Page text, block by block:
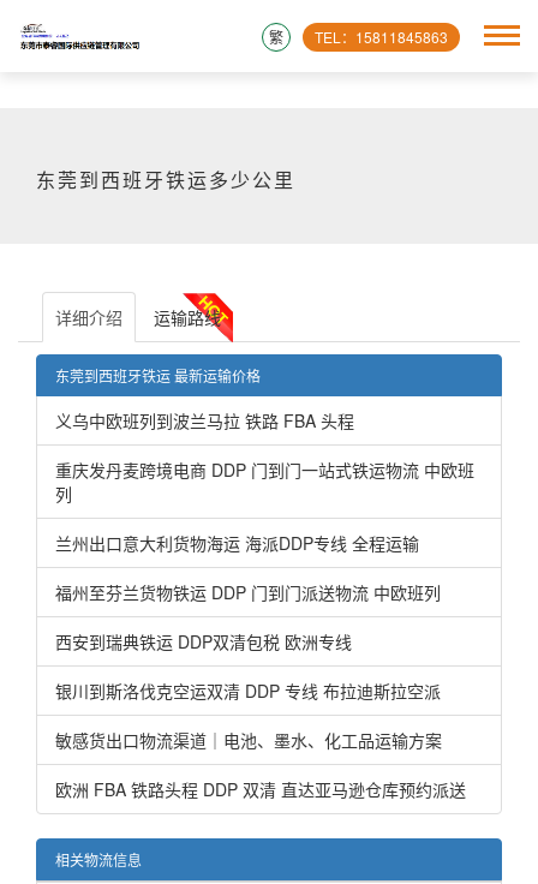
TEL：15811845863
繁
东莞到西班牙铁运多少公里
详细介绍 运输路线
东莞到西班牙铁运 最新运输价格
义乌中欧班列到波兰马拉 铁路 FBA 头程
重庆发丹麦跨境电商 DDP 门到门一站式铁运物流 中欧班
列
兰州出口意大利货物海运 海派DDP专线 全程运输
福州至芬兰货物铁运 DDP 门到门派送物流 中欧班列
西安到瑞典铁运 DDP双清包税 欧洲专线
银川到斯洛伐克空运双清 DDP 专线 布拉迪斯拉空派
敏感货出口物流渠道｜电池、墨水、化工品运输方案
欧洲 FBA 铁路头程 DDP 双清 直达亚马逊仓库预约派送
相关物流信息